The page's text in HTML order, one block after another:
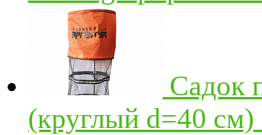
Садок
(круглый d=40